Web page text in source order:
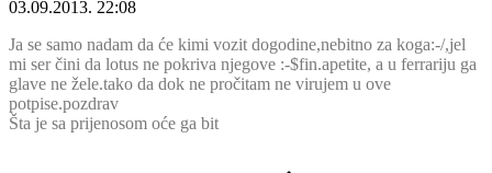
03.09.2013. 22:08
Ja se samo nadam da će kimi vozit dogodine,nebitno za koga:-/,jel
mi ser čini da lotus ne pokriva njegove :-$fin.apetite, a u ferrariju ga
glave ne žele.tako da dok ne pročitam ne virujem u ove
potpise.pozdrav
Šta je sa prijenosom oće ga bit